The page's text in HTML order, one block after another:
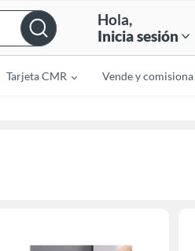
Hola,
Inicia sesión
Tarjeta CMR Vende y comisiona